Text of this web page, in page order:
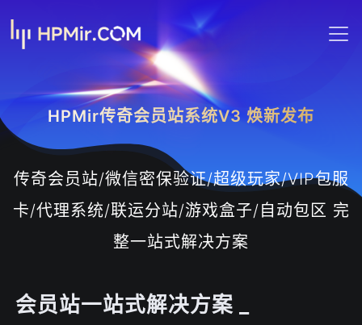
HPMir传奇会员站系统V3 焕新发布
传奇会员站/微信密保验证/超级玩家/VIP包服
卡/代理系统/联运分站/游戏盒子/自动包区 完
整一站式解决方案
会员站一站式解决方案 _